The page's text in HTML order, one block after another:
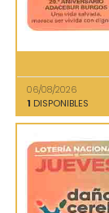
06/08/2026
1 DISPONIBLES